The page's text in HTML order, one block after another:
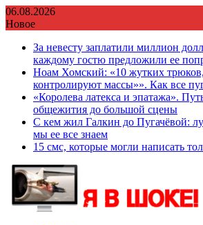
Перейти
к
06.08.2026
Новое
За невесту заплатили миллион
каждому гостю предложили ее
Ноам Хомский: «10 жутких
контролируют массы»». Как все
«Королева латекса и эпатажа».
общежития до большой сцены
С кем жил Галкин до Пугачёвой:
мы ее все знаем
15 смс, которые могли написать